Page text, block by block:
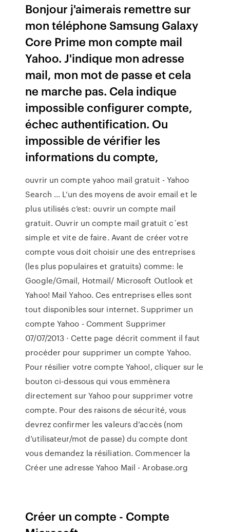
Bonjour j'aimerais remettre sur
mon téléphone Samsung Galaxy
Core Prime mon compte mail
Yahoo. J'indique mon adresse
mail, mon mot de passe et cela
ne marche pas. Cela indique
impossible configurer compte,
échec authentification. Ou
impossible de vérifier les
informations du compte,
ouvrir un compte yahoo mail gratuit - Yahoo
Search ... L’un des moyens de avoir email et le
plus utilisés c’est: ouvrir un compte mail
gratuit. Ouvrir un compte mail gratuit c´est
simple et vite de faire. Avant de créer votre
compte vous doit choisir une des entreprises
(les plus populaires et gratuits) comme: le
Google/Gmail, Hotmail/ Microsoft Outlook et
Yahoo! Mail Yahoo. Ces entreprises elles sont
tout disponibles sour internet. Supprimer un
compte Yahoo - Comment Supprimer
07/07/2013 · Cette page décrit comment il faut
procéder pour supprimer un compte Yahoo.
Pour résilier votre compte Yahoo!, cliquer sur le
bouton ci-dessous qui vous emmènera
directement sur Yahoo pour supprimer votre
compte. Pour des raisons de sécurité, vous
devrez confirmer les valeurs d’accès (nom
d’utilisateur/mot de passe) du compte dont
vous demandez la résiliation. Commencer la
Créer une adresse Yahoo Mail - Arobase.org
Créer un compte - Compte